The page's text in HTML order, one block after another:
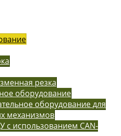
резка
оборудование
оборудование для
механизмов
с использованием CAN-